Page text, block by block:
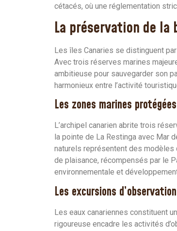
cétacés, où une réglementation
La préservation de
Les îles Canaries se distinguent
Avec trois réserves marines
ambitieuse pour sauvegarder son
harmonieux entre l’activité
Les zones marines
L’archipel canarien abrite trois
la pointe de La Restinga avec Mar
naturels représentent des modèles
de plaisance, récompensés par le
environnementale et
Les excursions
Les eaux canariennes constituent
rigoureuse encadre les activités